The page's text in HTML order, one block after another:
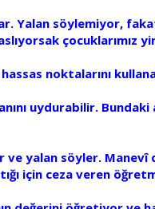
Yalan söylemiyor,
çocuklarımız
noktalarını
uydurabilir. Bundaki
yalan söyler.
için ceza veren